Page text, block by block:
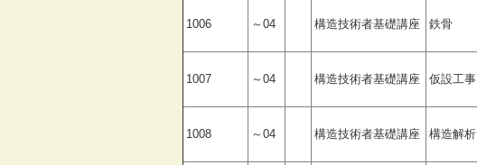
1006 ～04 構造技術者基礎講座 鉄骨
1007 ～04 構造技術者基礎講座 仮設工事
1008 ～04 構造技術者基礎講座 構造解析